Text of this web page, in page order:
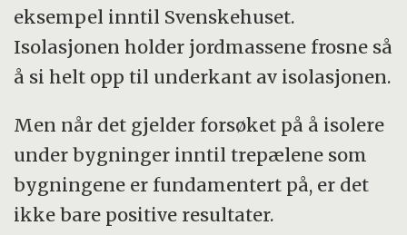
eksempel inntil Svenskehuset.
Isolasjonen holder jordmassene frosne så
å si helt opp til underkant av isolasjonen.
Men når det gjelder forsøket på å isolere
under bygninger inntil trepælene som
bygningene er fundamentert på, er det
ikke bare positive resultater.